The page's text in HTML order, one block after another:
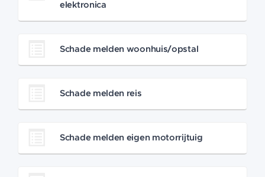
elektronica
Schade melden woonhuis/opstal
Schade melden reis
Schade melden eigen motorrijtuig